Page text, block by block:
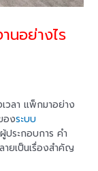
นอย่างไร
วลา แพ็กมาอย่าง
องระบบ
ประกอบการ คำ
ายเป็นเรื่องสำคัญ